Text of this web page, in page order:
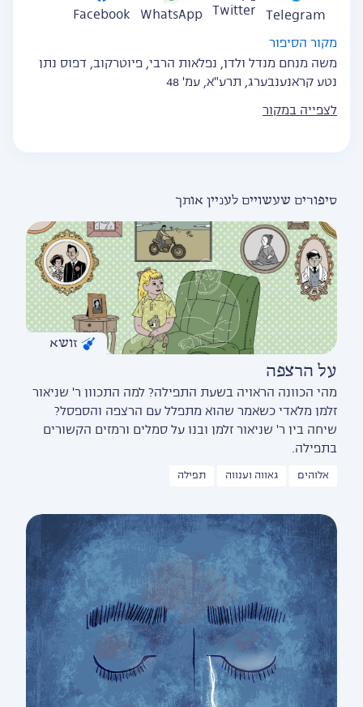
Telegram
Twitter
WhatsApp
Facebook
מקור הסיפור
משה מנחם מנדל ולדן, נפלאות הרבי, פיוטרקוב, דפוס נתן
נטע קראנענבערג, תרע"א, עמ' 48
לצפייה במקור
סיפורים שעשויים לעניין אותך
זושא
על הרצפה
מהי הכוונה הראויה בשעת התפילה? למה התכוון ר' שניאור
זלמן מלאדי כשאמר שהוא מתפלל עם הרצפה והספסל?
שיחה בין ר' שניאור זלמן ובנו על סמלים ורמזים הקשורים
בתפילה.
אלוהים גאווה וענווה תפילה